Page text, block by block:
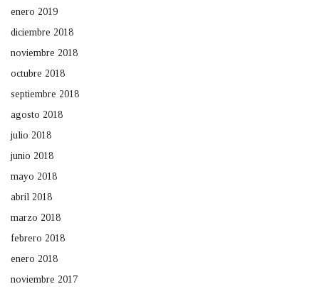
enero 2019
diciembre 2018
noviembre 2018
octubre 2018
septiembre 2018
agosto 2018
julio 2018
junio 2018
mayo 2018
abril 2018
marzo 2018
febrero 2018
enero 2018
noviembre 2017